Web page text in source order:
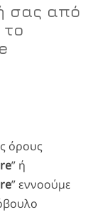
σας από
όρους
” ή
” εννοούμε